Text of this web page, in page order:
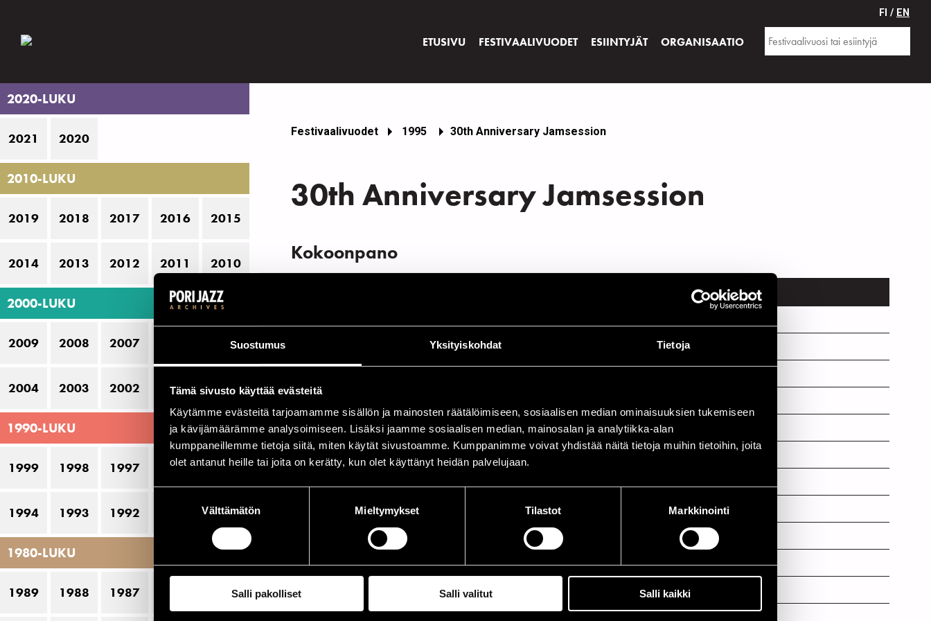
Suostumus Yksityiskohdat Tietoja
Tämä sivusto käyttää evästeitä
Käytämme evästeitä tarjoamamme sisällön ja mainosten räätälöimiseen, sosiaalisen median ominaisuuksien tukemiseen
ja kävijämäärämme analysoimiseen. Lisäksi jaamme sosiaalisen median, mainosalan ja analytiikka-alan
kumppaneillemme tietoja siitä, miten käytät sivustoamme. Kumppanimme voivat yhdistää näitä tietoja muihin tietoihin, joita
olet antanut heille tai joita on kerätty, kun olet käyttänyt heidän palvelujaan.
Välttämätön Mieltymykset Tilastot Markkinointi
Salli pakolliset Salli valitut Salli kaikki
ETUSIVU FESTIVAALIVUODET ESIINTYJÄT ORGANISAATIO
FI / EN
2020-LUKU
2021 2020
2010-LUKU
2019 2018 2017 2016 2015
2014 2013 2012 2011 2010
2000-LUKU
2009 2008 2007 2005
2004 2003 2002 2001 2000
1990-LUKU
1999 1998 1997 1996 1995
1994 1993 1992 1990
1980-LUKU
1989 1988 1987 1985
Festivaalivuodet 1995 30th Anniversary Jamsession
30th Anniversary Jamsession
Kokoonpano
Heinilä, Kari "Sonny"
sax
Järvelä, Jouni
McBride, Chris
b
Payton, Nicholas
Perko, Jukka
Riggins, Karriem
dr
Scott, Stephen